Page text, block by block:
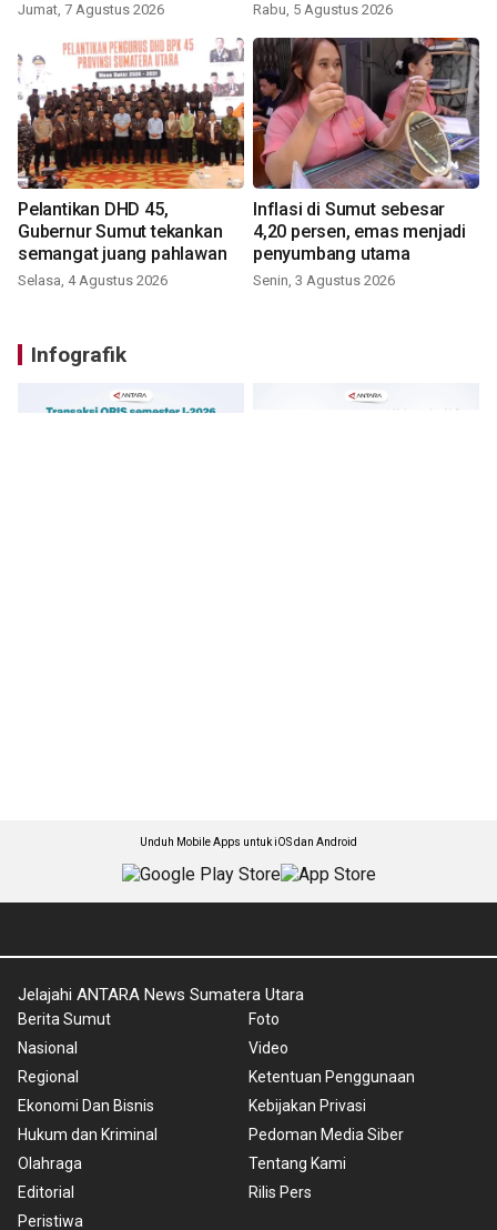
Jumat, 7 Agustus 2026 Rabu, 5 Agustus 2026
Pelantikan DHD 45,
Gubernur Sumut tekankan
semangat juang pahlawan
Selasa, 4 Agustus 2026
Inflasi di Sumut sebesar
4,20 persen, emas menjadi
penyumbang utama
Senin, 3 Agustus 2026
Infografik
Unduh Mobile Apps untuk iOS dan Android
Jelajahi ANTARA News Sumatera Utara
Berita Sumut
Nasional
Regional
Ekonomi Dan Bisnis
Hukum dan Kriminal
Olahraga
Editorial
Peristiwa
Foto
Video
Ketentuan Penggunaan
Kebijakan Privasi
Pedoman Media Siber
Tentang Kami
Rilis Pers